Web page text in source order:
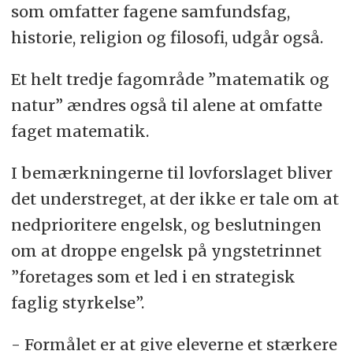
som omfatter fagene samfundsfag,
historie, religion og filosofi, udgår også.
Et helt tredje fagområde ”matematik og
natur” ændres også til alene at omfatte
faget matematik.
I bemærkningerne til lovforslaget bliver
det understreget, at der ikke er tale om at
nedprioritere engelsk, og beslutningen
om at droppe engelsk på yngstetrinnet
”foretages som et led i en strategisk
faglig styrkelse”.
- Formålet er at give eleverne et stærkere